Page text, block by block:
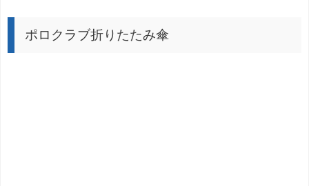
ポロクラブ折りたたみ傘